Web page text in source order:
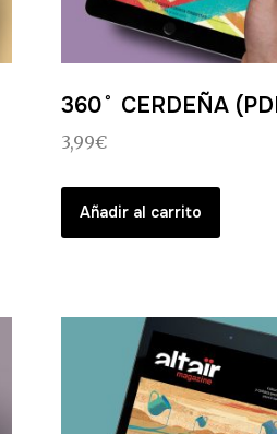
360˚ CERDEÑA
3,99€
Añadir al carrito